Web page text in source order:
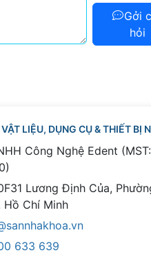
Gởi
hỏi
LIỆU, DỤNG CỤ & THIẾT BỊ
Công Nghệ Edent (MST:
Lương Định Của,
Hồ Chí Minh
633 639